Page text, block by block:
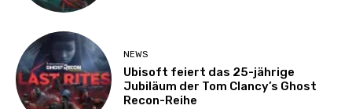
NEWS
Ubisoft feiert das 25-jährige
Jubiläum der Tom Clancy’s Ghost
Recon-Reihe